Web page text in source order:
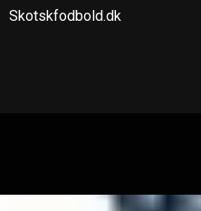
Skotskfodbold.dk